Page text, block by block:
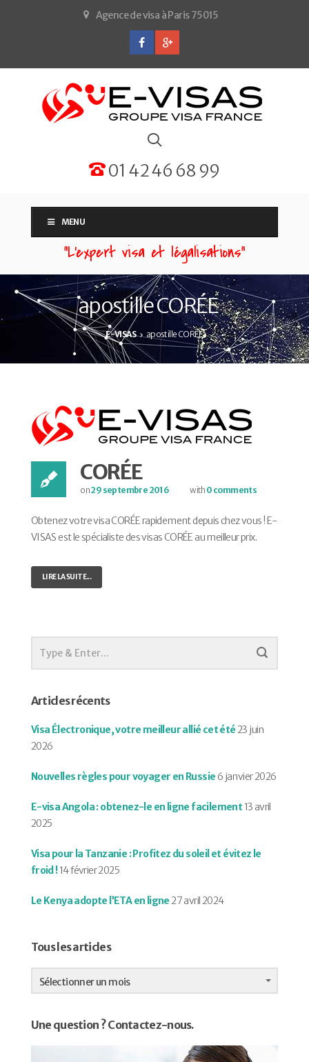
Agence de visa à Paris 75015
01 42 46 68 99
MENU
“L'expert visa et légalisations”
apostille CORÉE
E-VISAS apostille CORÉE
CORÉE
on29 septembre 2016 with 0 comments
Obtenez votre visa CORÉE rapidement depuis chez vous ! E-
VISAS est le spécialiste des visas CORÉE au meilleur prix.
LIRE LA SUITE...
Articles récents
Visa Électronique, votre meilleur allié cet été23 juin
2026
Nouvelles règles pour voyager en Russie 6 janvier 2026
E-visa Angola : obtenez-le en ligne facilement 13 avril
2025
Visa pour la Tanzanie : Profitez du soleil et évitez le
froid !14 février 2025
Le Kenya adopte l’ETA en ligne27 avril 2024
Tous les articles
Tous
les
articles
Sélectionner un mois
Une question ? Contactez-nous.